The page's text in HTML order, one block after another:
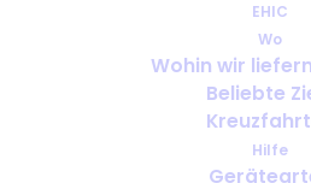
EHIC
Wo
Wohin wir
Beliebte
Hilfe